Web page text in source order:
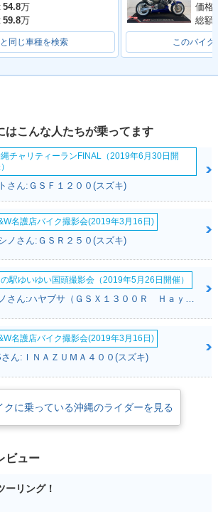
54.8万
59.8万
同じ車種を検索
価格:
総額:
このバイク
はこんな人たちが乗ってます
チャリティーランFINAL（2019年6月30日開
さん:ＧＳＦ１２００(スズキ)
名護店バイク撮影会(2019年3月16日)
ノさん:ＧＳＲ２５０(スズキ)
駅ゆいゆい国頭撮影会（2019年5月26日開催）
キノさん:ハヤブサ（ＧＳＸ１３００Ｒ Ｈａｙａｂｕｓａ）(スズキ)
名護店バイク撮影会(2019年3月16日)
ん:ＩＮＡＺＵＭＡ４００(スズキ)
クに乗っている沖縄のライダーを見る
ビュー
ーリング！